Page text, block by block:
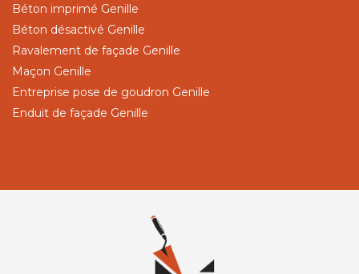
Béton imprimé Genille
Béton désactivé Genille
Ravalement de façade Genille
Maçon Genille
Entreprise pose de goudron Genille
Enduit de façade Genille